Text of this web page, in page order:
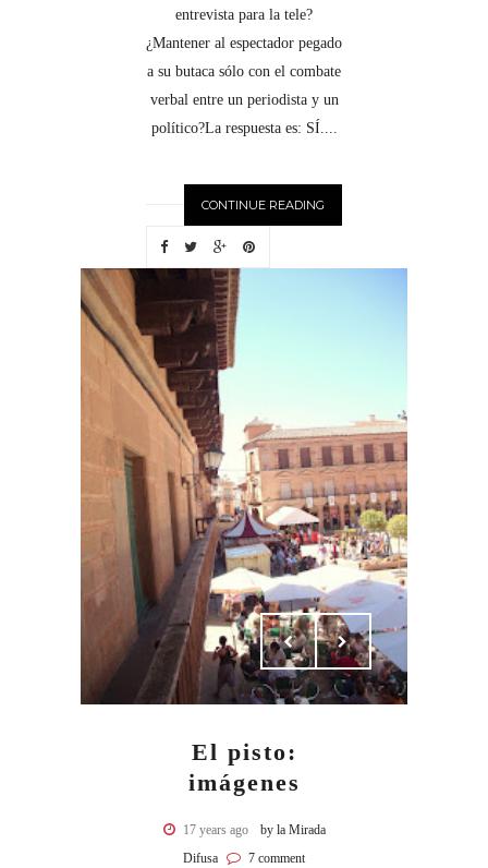
entrevista para la tele?
¿Mantener al espectador pegado
a su butaca sólo con el combate
verbal entre un periodista y un
político?La respuesta es: SÍ....
CONTINUE READING
El pisto:
imágenes
17 years ago
by la Mirada
Difusa
7 comment